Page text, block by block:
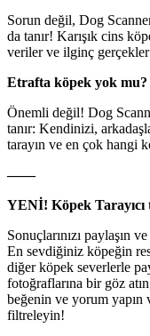
Sorun değil, Dog
da tanır! Karışık cins
veriler ve ilginç
Etrafta köpek yok mu?
Önemli değil! Dog
tanır: Kendinizi,
tarayın ve en çok hangi
——
YENİ! Köpek
Sonuçlarınızı paylaşın
En sevdiğiniz köpeğin
diğer köpek severlerle
fotoğraflarına bir göz
beğenin ve yorum yapın
filtreleyin!